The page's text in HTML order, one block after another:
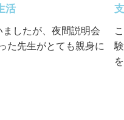
活
したが、夜間説明会
た先生がとても親身に